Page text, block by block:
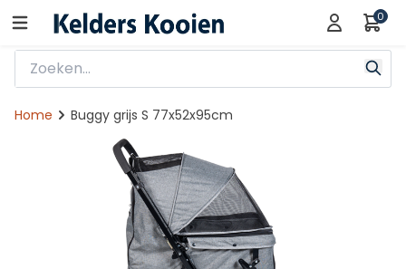
0
Home Buggy grijs S 77x52x95cm